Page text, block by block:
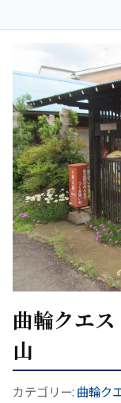
曲輪クエ
山
カテゴリー: 曲輪ク